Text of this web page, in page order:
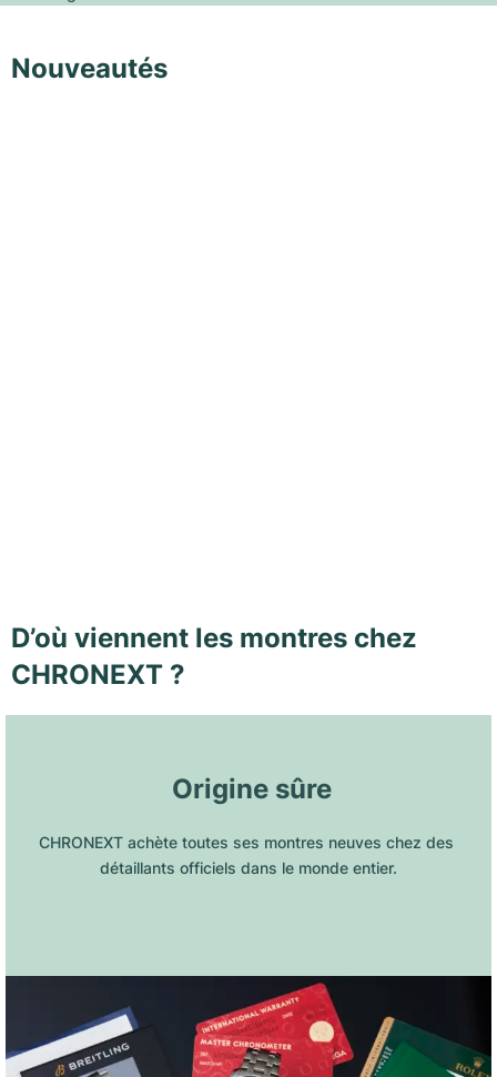
Nouveautés
D’où viennent les montres chez
CHRONEXT ?
Origine sûre
CHRONEXT achète toutes ses montres neuves chez des
détaillants officiels dans le monde entier.